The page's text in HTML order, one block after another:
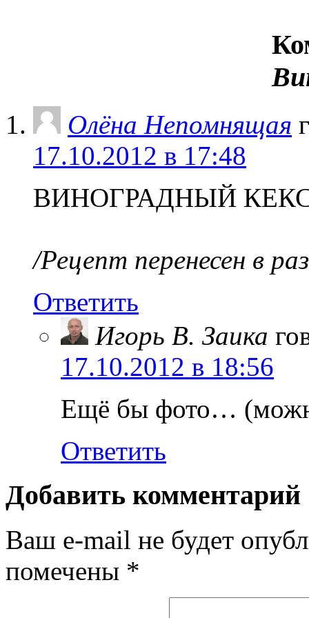
Олёна Непомнящая
17.10.2012 в 17:48
ВИНОГРАДНЫЙ
/Рецепт перенесен в
Ответить
Игорь В. Заика
17.10.2012 в 18:56
Ещё бы фото…
Ответить
Добавить комментарий
Ваш e-mail не будет
помечены *